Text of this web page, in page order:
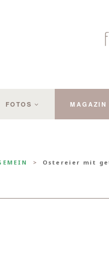
FOTOS MAGAZIN
Ostereier mit